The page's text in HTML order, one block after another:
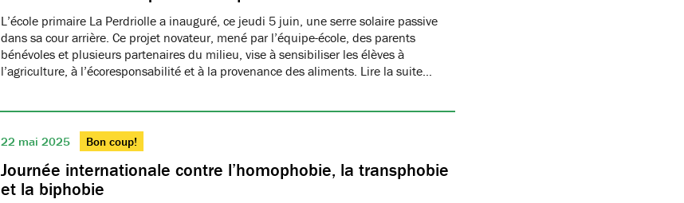
L’école primaire La Perdriolle a inauguré, ce jeudi 5 juin, une serre solaire passive
dans sa cour arrière. Ce projet novateur, mené par l’équipe-école, des parents
bénévoles et plusieurs partenaires du milieu, vise à sensibiliser les élèves à
l’agriculture, à l’écoresponsabilité et à la provenance des aliments. Lire la suite…
22 mai 2025 Bon coup!
Journée internationale contre l’homophobie, la transphobie
et la biphobie